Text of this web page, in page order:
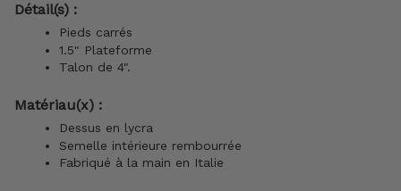
Détail(s) :
Pieds carrés
1.5" Plateforme
Talon de 4".
Matériau(x) :
Dessus en lycra
Semelle intérieure rembourrée
Fabriqué à la main en Italie